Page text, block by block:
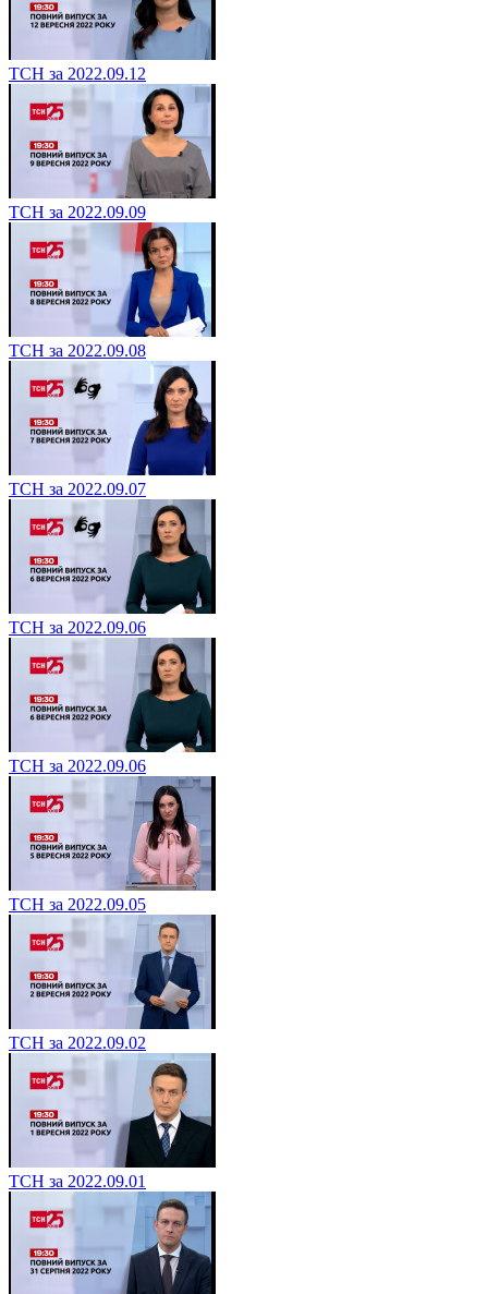
ТСН за 2022.09.12
ТСН за 2022.09.09
ТСН за 2022.09.08
ТСН за 2022.09.07
ТСН за 2022.09.06
ТСН за 2022.09.06
ТСН за 2022.09.05
ТСН за 2022.09.02
ТСН за 2022.09.01